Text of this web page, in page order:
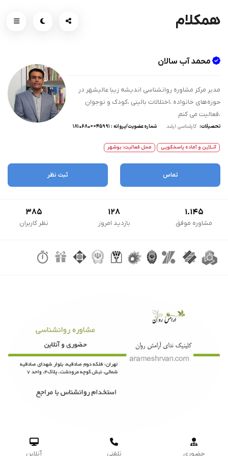
همکلام
محمد آب سالان
مدیر مرکز مشاوره روانشناسی اندیشه زیبا عالیشهر در
حوزه‌های خانواده ،اختلالات بالینی ،کودک و نوجوان
،فعالیت می کنم
تحصیلات: کارشناسی ارشد شماره عضویت/پروانه : 45991==1810680
آنــلاین و آماده پاسخگویی محل فعالیت: بوشهر
تماس ثبت نظر
1.145
مشاوره موفق
128
بازدید امروز
385
نظر کاربران

حضوری

تلفنی

آنلاین